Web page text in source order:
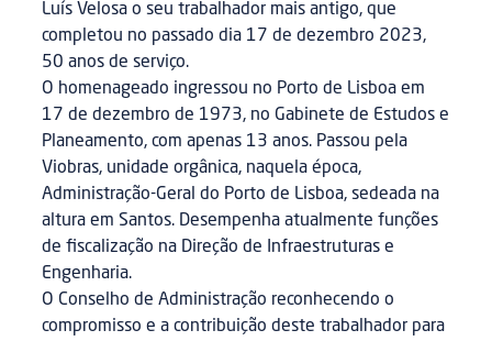
Luís Velosa o seu trabalhador mais antigo, que
completou no passado dia 17 de dezembro 2023,
50 anos de serviço.
O homenageado ingressou no Porto de Lisboa em
17 de dezembro de 1973, no Gabinete de Estudos e
Planeamento, com apenas 13 anos. Passou pela
Viobras, unidade orgânica, naquela época,
Administração-Geral do Porto de Lisboa, sedeada na
altura em Santos. Desempenha atualmente funções
de fiscalização na Direção de Infraestruturas e
Engenharia.
O Conselho de Administração reconhecendo o
compromisso e a contribuição deste trabalhador para